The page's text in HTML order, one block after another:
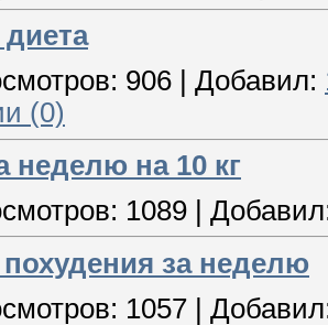
906 Добавил:
(0)
неделю на 10 кг
1089
за неделю
1057 |